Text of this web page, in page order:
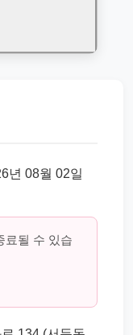
년 08월 02일
료될 수 있습